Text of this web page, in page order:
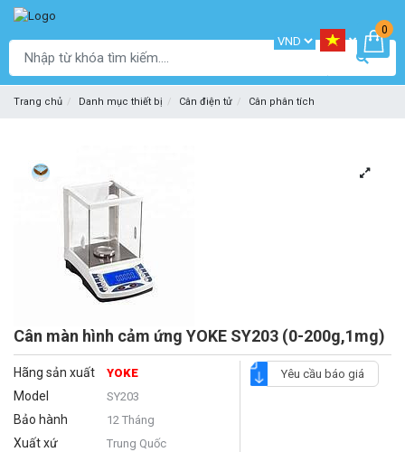
0
Trang chủ Danh mục thiết bị Cân điện tử Cân phân tích
Cân màn hình cảm ứng YOKE SY203 (0-200g,1mg)
Hãng sản xuất YOKE
Model SY203
Bảo hành 12 Tháng
Xuất xứ Trung Quốc
Yêu cầu báo giá